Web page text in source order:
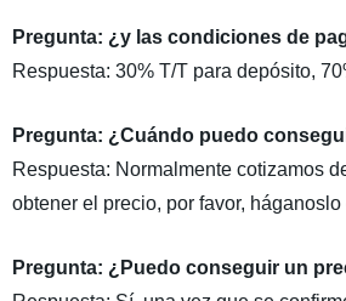
Pregunta: ¿y las condiciones de
Respuesta: 30% T/T para depósito,
Pregunta: ¿Cuándo puedo
Respuesta: Normalmente cotizamos
obtener el precio, por favor,
Pregunta: ¿Puedo conseguir un